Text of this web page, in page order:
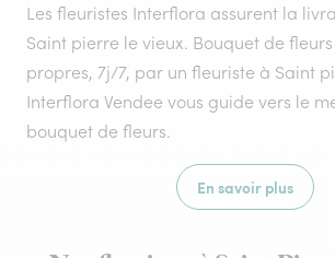
Les fleuristes Interflora assurent la
Saint pierre le vieux. Bouquet de
propres, 7j/7, par un fleuriste à Saint
Interflora Vendee vous guide vers le
bouquet de fleurs.
En savoir plus